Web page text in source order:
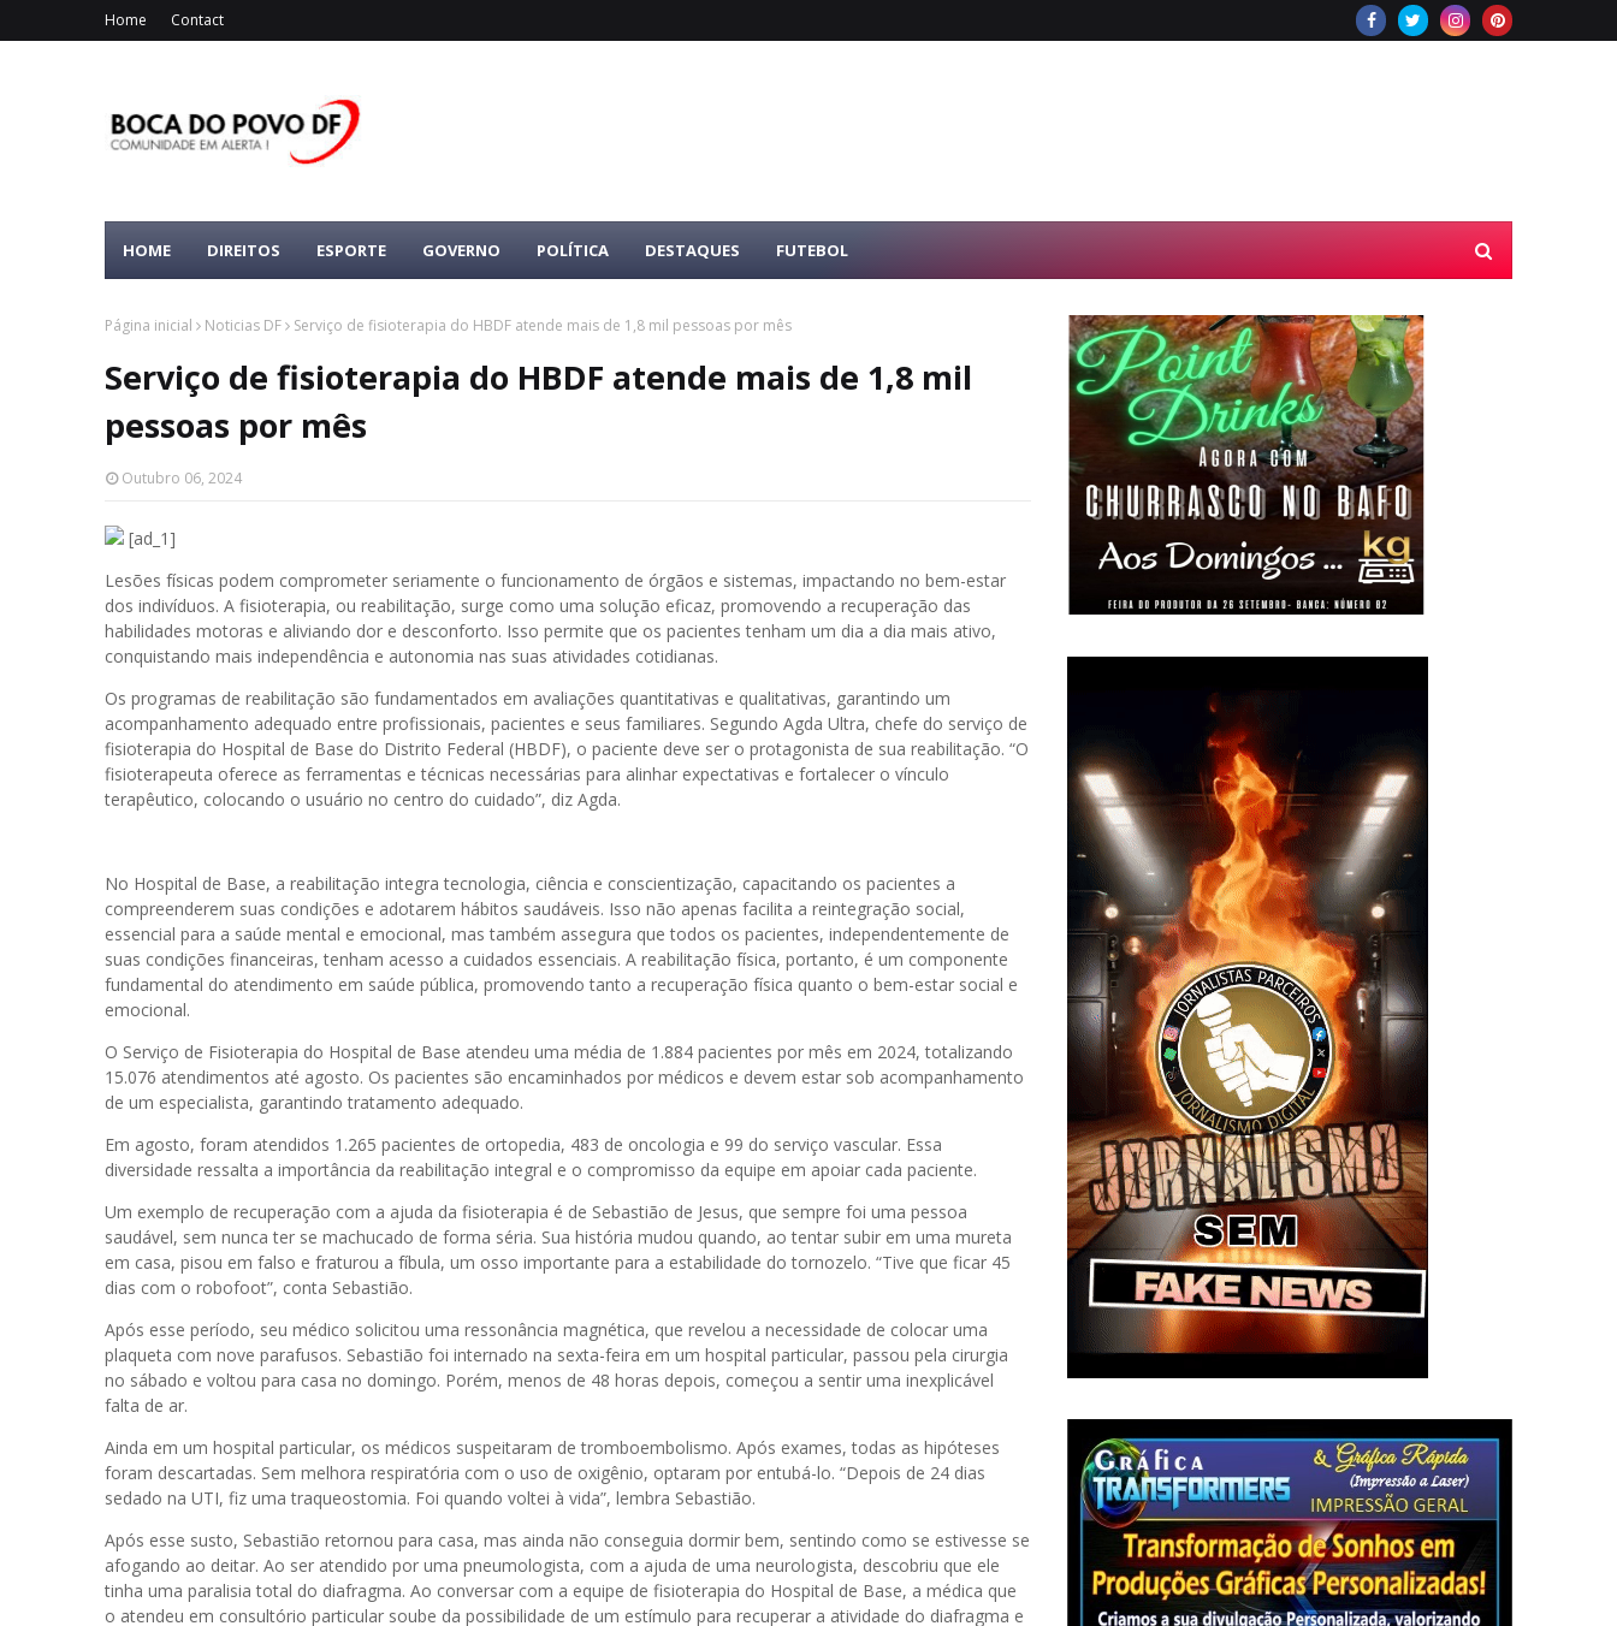
Home Contact
HOME DIREITOS ESPORTE GOVERNO POLÍTICA DESTAQUES FUTEBOL
Página inicial Noticias DF Serviço de fisioterapia do HBDF atende mais de 1,8 mil pessoas por mês
Serviço de fisioterapia do HBDF atende mais de 1,8 mil
pessoas por mês
Outubro 06, 2024
[ad_1]
Lesões físicas podem comprometer seriamente o funcionamento de órgãos e sistemas, impactando no bem-estar
dos indivíduos. A fisioterapia, ou reabilitação, surge como uma solução eficaz, promovendo a recuperação das
habilidades motoras e aliviando dor e desconforto. Isso permite que os pacientes tenham um dia a dia mais ativo,
conquistando mais independência e autonomia nas suas atividades cotidianas.
Os programas de reabilitação são fundamentados em avaliações quantitativas e qualitativas, garantindo um
acompanhamento adequado entre profissionais, pacientes e seus familiares. Segundo Agda Ultra, chefe do serviço de
fisioterapia do Hospital de Base do Distrito Federal (HBDF), o paciente deve ser o protagonista de sua reabilitação. “O
fisioterapeuta oferece as ferramentas e técnicas necessárias para alinhar expectativas e fortalecer o vínculo
terapêutico, colocando o usuário no centro do cuidado”, diz Agda.
No Hospital de Base, a reabilitação integra tecnologia, ciência e conscientização, capacitando os pacientes a
compreenderem suas condições e adotarem hábitos saudáveis. Isso não apenas facilita a reintegração social,
essencial para a saúde mental e emocional, mas também assegura que todos os pacientes, independentemente de
suas condições financeiras, tenham acesso a cuidados essenciais. A reabilitação física, portanto, é um componente
fundamental do atendimento em saúde pública, promovendo tanto a recuperação física quanto o bem-estar social e
emocional.
O Serviço de Fisioterapia do Hospital de Base atendeu uma média de 1.884 pacientes por mês em 2024, totalizando
15.076 atendimentos até agosto. Os pacientes são encaminhados por médicos e devem estar sob acompanhamento
de um especialista, garantindo tratamento adequado.
Em agosto, foram atendidos 1.265 pacientes de ortopedia, 483 de oncologia e 99 do serviço vascular. Essa
diversidade ressalta a importância da reabilitação integral e o compromisso da equipe em apoiar cada paciente.
Um exemplo de recuperação com a ajuda da fisioterapia é de Sebastião de Jesus, que sempre foi uma pessoa
saudável, sem nunca ter se machucado de forma séria. Sua história mudou quando, ao tentar subir em uma mureta
em casa, pisou em falso e fraturou a fíbula, um osso importante para a estabilidade do tornozelo. “Tive que ficar 45
dias com o robofoot”, conta Sebastião.
Após esse período, seu médico solicitou uma ressonância magnética, que revelou a necessidade de colocar uma
plaqueta com nove parafusos. Sebastião foi internado na sexta-feira em um hospital particular, passou pela cirurgia
no sábado e voltou para casa no domingo. Porém, menos de 48 horas depois, começou a sentir uma inexplicável
falta de ar.
Ainda em um hospital particular, os médicos suspeitaram de tromboembolismo. Após exames, todas as hipóteses
foram descartadas. Sem melhora respiratória com o uso de oxigênio, optaram por entubá-lo. “Depois de 24 dias
sedado na UTI, fiz uma traqueostomia. Foi quando voltei à vida”, lembra Sebastião.
Após esse susto, Sebastião retornou para casa, mas ainda não conseguia dormir bem, sentindo como se estivesse se
afogando ao deitar. Ao ser atendido por uma pneumologista, com a ajuda de uma neurologista, descobriu que ele
tinha uma paralisia total do diafragma. Ao conversar com a equipe de fisioterapia do Hospital de Base, a médica que
o atendeu em consultório particular soube da possibilidade de um estímulo para recuperar a atividade do diafragma e